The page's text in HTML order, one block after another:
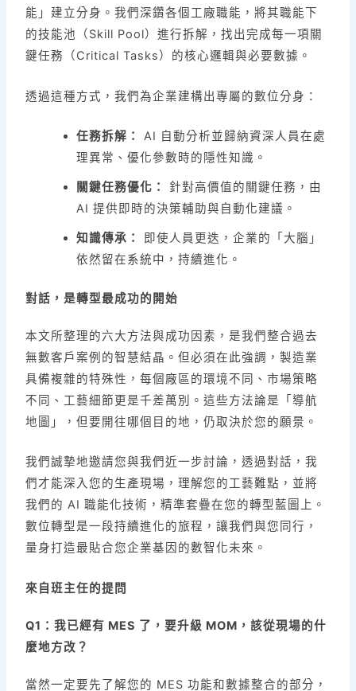
能」建立分身。我們深鑽各個工廠職能，將其職能下
的技能池（Skill Pool）進行拆解，找出完成每一項關
鍵任務（Critical Tasks）的核心邏輯與必要數據。
透過這種方式，我們為企業建構出專屬的數位分身：
任務拆解：
AI 自動分析並歸納資深人員在處
理異常、優化參數時的隱性知識。
關鍵任務優化：
針對高價值的關鍵任務，由
AI 提供即時的決策輔助與自動化建議。
知識傳承：
即使人員更迭，企業的「大腦」
依然留在系統中，持續進化。
對話，是轉型最成功的開始
本文所整理的六大方法與成功因素，是我們整合過去
無數客戶案例的智慧結晶。但必須在此強調，製造業
具備複雜的特殊性，每個廠區的環境不同、市場策略
不同、工藝細節更是千差萬別。這些方法論是「導航
地圖」，但要開往哪個目的地，仍取決於您的願景。
我們誠摯地邀請您與我們近一步討論，透過對話，我
們才能深入您的生產現場，理解您的工藝難點，並將
我們的 AI 職能化技術，精準套疊在您的轉型藍圖上。
數位轉型是一段持續進化的旅程，讓我們與您同行，
量身打造最貼合您企業基因的數智化未來。
來自班主任的提問
Q1：我已經有 MES 了，要升級 MOM，該從現場的什
麼地方改？
當然一定要先了解您的 MES 功能和數據整合的部分，